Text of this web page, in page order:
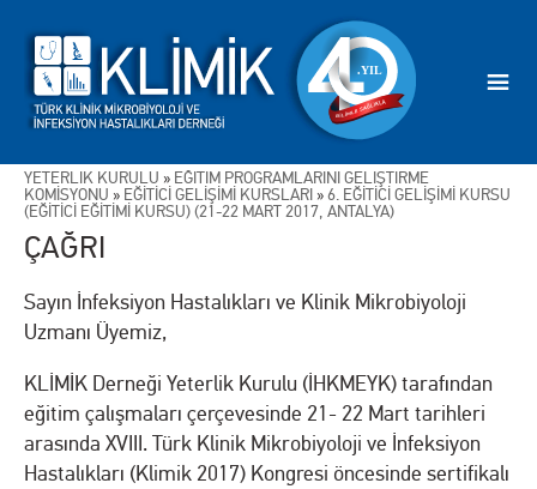
YETERLİK KURULU » EĞİTİM PROGRAMLARINI GELİŞTİRME
KOMİSYONU » EĞİTİCİ GELİŞİMİ KURSLARI »6. EĞİTİCİ GELİŞİMİ KURSU
(EĞİTİCİ EĞİTİMİ KURSU) (21-22 MART 2017, ANTALYA)
ÇAĞRI
Sayın İnfeksiyon Hastalıkları ve Klinik Mikrobiyoloji
Uzmanı Üyemiz,
KLİMİK Derneği Yeterlik Kurulu (İHKMEYK) tarafından
eğitim çalışmaları çerçevesinde 21- 22 Mart tarihleri
arasında XVIII. Türk Klinik Mikrobiyoloji ve İnfeksiyon
Hastalıkları (Klimik 2017) Kongresi öncesinde sertifikalı